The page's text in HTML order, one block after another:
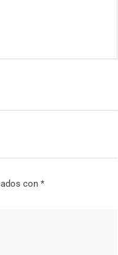
con *